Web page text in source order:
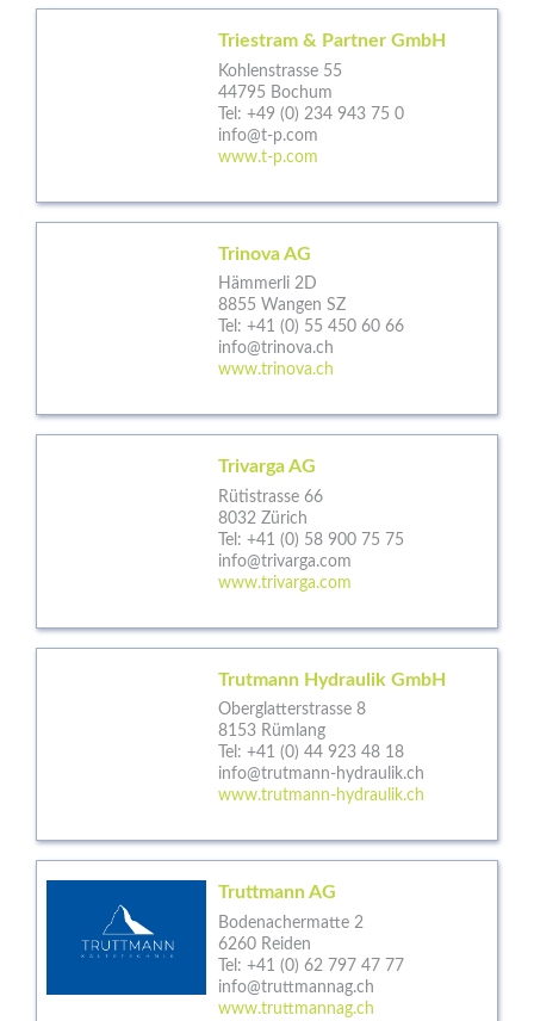
Triestram & Partner GmbH
Kohlenstrasse 55
44795 Bochum
Tel: +49 (0) 234 943 75 0
info@t-p.com
www.t-p.com
Trinova AG
Hämmerli 2D
8855 Wangen SZ
Tel: +41 (0) 55 450 60 66
info@trinova.ch
www.trinova.ch
Trivarga AG
Rütistrasse 66
8032 Zürich
Tel: +41 (0) 58 900 75 75
info@trivarga.com
www.trivarga.com
Trutmann Hydraulik GmbH
Oberglatterstrasse 8
8153 Rümlang
Tel: +41 (0) 44 923 48 18
info@trutmann-hydraulik.ch
www.trutmann-hydraulik.ch
Truttmann AG
Bodenachermatte 2
6260 Reiden
Tel: +41 (0) 62 797 47 77
info@truttmannag.ch
www.truttmannag.ch